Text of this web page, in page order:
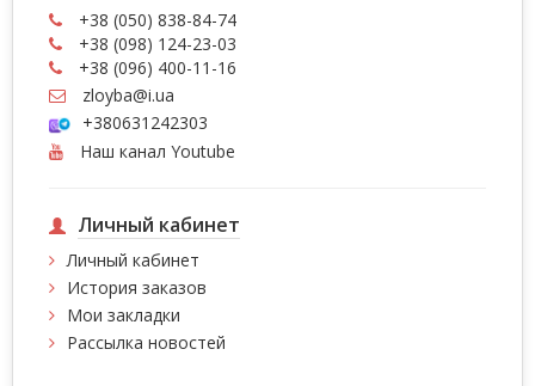
+38 (050) 838-84-74
+38 (098) 124-23-03
+38 (096) 400-11-16
zloyba@i.ua
+380631242303
Наш канал Youtube
Личный кабинет
Личный кабинет
История заказов
Мои закладки
Рассылка новостей